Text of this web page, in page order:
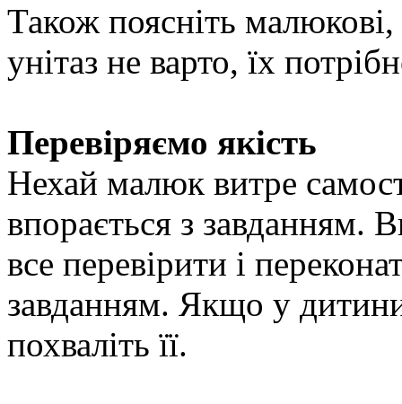
Також поясніть
унітаз не варто, їх
Перевіряємо якість
Нехай малюк витре
впорається з завданням.
все перевірити і
завданням. Якщо у
похваліть її.